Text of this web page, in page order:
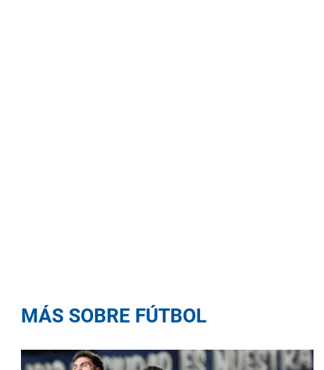
MÁS SOBRE FÚTBOL